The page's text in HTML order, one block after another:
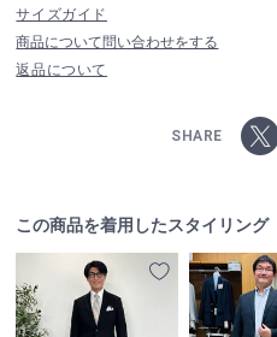
サイズガイド
商品について問い合わせをする
返品について
SHARE
この商品を着用したスタイリング